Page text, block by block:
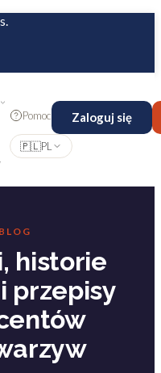
Pomoc Zaloguj się
🇵🇱PL
historie
przepisy